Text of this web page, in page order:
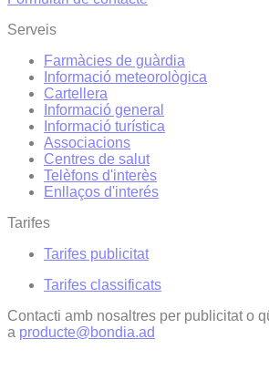
Serveis
Farmàcies de guàrdia
Informació meteorològica
Cartellera
Informació general
Informació turística
Associacions
Centres de salut
Telèfons d'interès
Enllaços d'interés
Tarifes
Tarifes publicitat
Tarifes classificats
Contacti amb nosaltres per publicitat o
a producte@bondia.ad